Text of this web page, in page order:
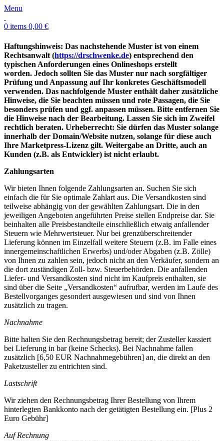
Menu
0 items 0,00 €
Haftungshinweis: Das nachstehende Muster ist von einem
Rechtsanwalt (https://drschwenke.de) entsprechend den
typischen Anforderungen eines Onlineshops erstellt
worden. Jedoch sollten Sie das Muster nur nach sorgfältiger
Prüfung und Anpassung auf Ihr konkretes Geschäftsmodell
verwenden. Das nachfolgende Muster enthält daher zusätzliche
Hinweise, die Sie beachten müssen und rote Passagen, die Sie
besonders prüfen und ggf. anpassen müssen. Bitte entfernen Sie
die Hinweise nach der Bearbeitung. Lassen Sie sich im Zweifel
rechtlich beraten. Urheberrecht: Sie dürfen das Muster solange
innerhalb der Domain/Website nutzen, solange für diese auch
Ihre Marketpress-Lizenz gilt. Weitergabe an Dritte, auch an
Kunden (z.B. als Entwickler) ist nicht erlaubt.
Zahlungsarten
Wir bieten Ihnen folgende Zahlungsarten an. Suchen Sie sich
einfach die für Sie optimale Zahlart aus. Die Versandkosten sind
teilweise abhängig von der gewählten Zahlungsart. Die in den
jeweiligen Angeboten angeführten Preise stellen Endpreise dar. Sie
beinhalten alle Preisbestandteile einschließlich etwaig anfallender
Steuern wie Mehrwertsteuer. Nur bei grenzüberschreitender
Lieferung können im Einzelfall weitere Steuern (z.B. im Falle eines
innergemeinschaftlichen Erwerbs) und/oder Abgaben (z.B. Zölle)
von Ihnen zu zahlen sein, jedoch nicht an den Verkäufer, sondern an
die dort zuständigen Zoll- bzw. Steuerbehörden. Die anfallenden
Liefer- und Versandkosten sind nicht im Kaufpreis enthalten, sie
sind über die Seite „Versandkosten“ aufrufbar, werden im Laufe des
Bestellvorganges gesondert ausgewiesen und sind von Ihnen
zusätzlich zu tragen.
Nachnahme
Bitte halten Sie den Rechnungsbetrag bereit; der Zusteller kassiert
bei Lieferung in bar (keine Schecks). Bei Nachnahme fallen
zusätzlich [6,50 EUR Nachnahmegebühren] an, die direkt an den
Paketzusteller zu entrichten sind.
Lastschrift
Wir ziehen den Rechnungsbetrag Ihrer Bestellung von Ihrem
hinterlegten Bankkonto nach der getätigten Bestellung ein. [Plus 2
Euro Gebühr]
Auf Rechnung